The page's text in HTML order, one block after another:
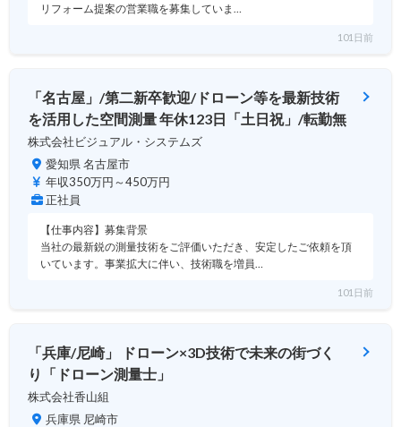
リフォーム提案の営業職を募集していま…
101日前
「名古屋」/第二新卒歓迎/ドローン等を最新技術
を活用した空間測量 年休123日「土日祝」/転勤無
株式会社ビジュアル・システムズ
愛知県 名古屋市
年収350万円～450万円
正社員
【仕事内容】募集背景
当社の最新鋭の測量技術をご評価いただき、安定したご依頼を頂
いています。事業拡大に伴い、技術職を増員…
101日前
「兵庫/尼崎」 ドローン×3D技術で未来の街づく
り「ドローン測量士」
株式会社香山組
兵庫県 尼崎市